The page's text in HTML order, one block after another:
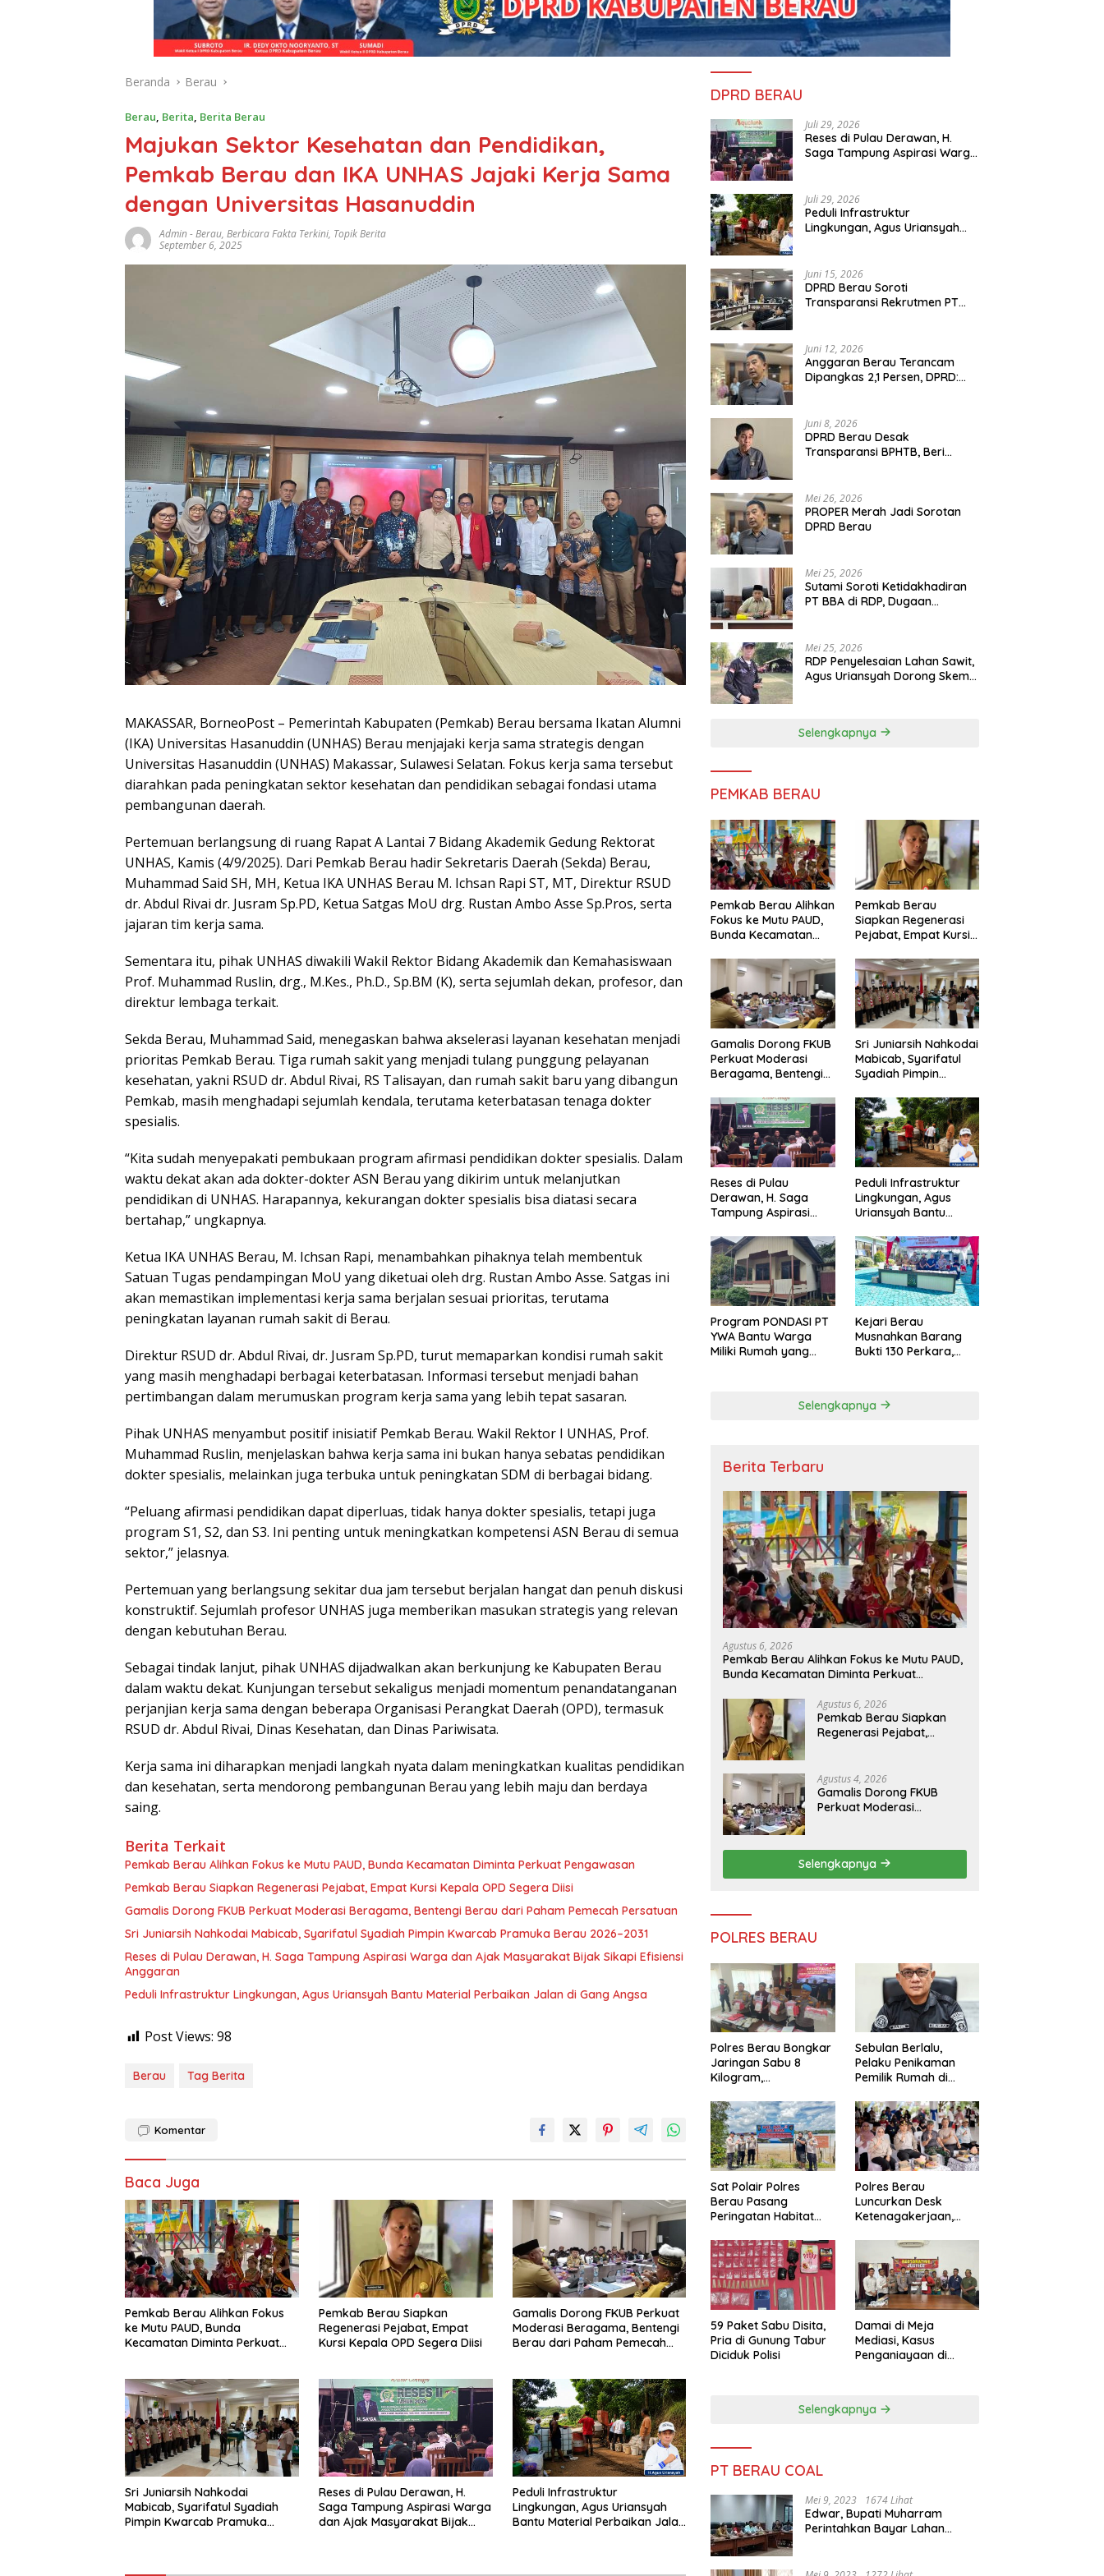
Beranda Berau
Berau, Berita, Berita Berau
Majukan Sektor Kesehatan dan Pendidikan,
Pemkab Berau dan IKA UNHAS Jajaki Kerja Sama
dengan Universitas Hasanuddin
Admin-Berau, Berbicara Fakta Terkini, Topik Berita
September 6, 2025
MAKASSAR, BorneoPost – Pemerintah Kabupaten (Pemkab) Berau bersama Ikatan Alumni
(IKA) Universitas Hasanuddin (UNHAS) Berau menjajaki kerja sama strategis dengan
Universitas Hasanuddin (UNHAS) Makassar, Sulawesi Selatan. Fokus kerja sama tersebut
diarahkan pada peningkatan sektor kesehatan dan pendidikan sebagai fondasi utama
pembangunan daerah.
Pertemuan berlangsung di ruang Rapat A Lantai 7 Bidang Akademik Gedung Rektorat
UNHAS, Kamis (4/9/2025). Dari Pemkab Berau hadir Sekretaris Daerah (Sekda) Berau,
Muhammad Said SH, MH, Ketua IKA UNHAS Berau M. Ichsan Rapi ST, MT, Direktur RSUD
dr. Abdul Rivai dr. Jusram Sp.PD, Ketua Satgas MoU drg. Rustan Ambo Asse Sp.Pros, serta
jajaran tim kerja sama.
Sementara itu, pihak UNHAS diwakili Wakil Rektor Bidang Akademik dan Kemahasiswaan
Prof. Muhammad Ruslin, drg., M.Kes., Ph.D., Sp.BM (K), serta sejumlah dekan, profesor, dan
direktur lembaga terkait.
Sekda Berau, Muhammad Said, menegaskan bahwa akselerasi layanan kesehatan menjadi
prioritas Pemkab Berau. Tiga rumah sakit yang menjadi tulang punggung pelayanan
kesehatan, yakni RSUD dr. Abdul Rivai, RS Talisayan, dan rumah sakit baru yang dibangun
Pemkab, masih menghadapi sejumlah kendala, terutama keterbatasan tenaga dokter
spesialis.
“Kita sudah menyepakati pembukaan program afirmasi pendidikan dokter spesialis. Dalam
waktu dekat akan ada dokter-dokter ASN Berau yang dikirim untuk melanjutkan
pendidikan di UNHAS. Harapannya, kekurangan dokter spesialis bisa diatasi secara
bertahap,” ungkapnya.
Ketua IKA UNHAS Berau, M. Ichsan Rapi, menambahkan pihaknya telah membentuk
Satuan Tugas pendampingan MoU yang diketuai oleh drg. Rustan Ambo Asse. Satgas ini
akan memastikan implementasi kerja sama berjalan sesuai prioritas, terutama
peningkatan layanan rumah sakit di Berau.
Direktur RSUD dr. Abdul Rivai, dr. Jusram Sp.PD, turut memaparkan kondisi rumah sakit
yang masih menghadapi berbagai keterbatasan. Informasi tersebut menjadi bahan
pertimbangan dalam merumuskan program kerja sama yang lebih tepat sasaran.
Pihak UNHAS menyambut positif inisiatif Pemkab Berau. Wakil Rektor I UNHAS, Prof.
Muhammad Ruslin, menjelaskan bahwa kerja sama ini bukan hanya sebatas pendidikan
dokter spesialis, melainkan juga terbuka untuk peningkatan SDM di berbagai bidang.
“Peluang afirmasi pendidikan dapat diperluas, tidak hanya dokter spesialis, tetapi juga
program S1, S2, dan S3. Ini penting untuk meningkatkan kompetensi ASN Berau di semua
sektor,” jelasnya.
Pertemuan yang berlangsung sekitar dua jam tersebut berjalan hangat dan penuh diskusi
konstruktif. Sejumlah profesor UNHAS juga memberikan masukan strategis yang relevan
dengan kebutuhan Berau.
Sebagai tindak lanjut, pihak UNHAS dijadwalkan akan berkunjung ke Kabupaten Berau
dalam waktu dekat. Kunjungan tersebut sekaligus menjadi momentum penandatanganan
perjanjian kerja sama dengan beberapa Organisasi Perangkat Daerah (OPD), termasuk
RSUD dr. Abdul Rivai, Dinas Kesehatan, dan Dinas Pariwisata.
Kerja sama ini diharapkan menjadi langkah nyata dalam meningkatkan kualitas pendidikan
dan kesehatan, serta mendorong pembangunan Berau yang lebih maju dan berdaya
saing.
Berita Terkait
Pemkab Berau Alihkan Fokus ke Mutu PAUD, Bunda Kecamatan Diminta Perkuat Pengawasan
Pemkab Berau Siapkan Regenerasi Pejabat, Empat Kursi Kepala OPD Segera Diisi
Gamalis Dorong FKUB Perkuat Moderasi Beragama, Bentengi Berau dari Paham Pemecah Persatuan
Sri Juniarsih Nahkodai Mabicab, Syarifatul Syadiah Pimpin Kwarcab Pramuka Berau 2026–2031
Reses di Pulau Derawan, H. Saga Tampung Aspirasi Warga dan Ajak Masyarakat Bijak Sikapi Efisiensi
Anggaran
Peduli Infrastruktur Lingkungan, Agus Uriansyah Bantu Material Perbaikan Jalan di Gang Angsa
Post Views: 98
Berau Tag Berita
Komentar
Baca Juga
Pemkab Berau Alihkan Fokus
ke Mutu PAUD, Bunda
Kecamatan Diminta Perkuat
Pemkab Berau Siapkan
Regenerasi Pejabat, Empat
Kursi Kepala OPD Segera Diisi
Gamalis Dorong FKUB Perkuat
Moderasi Beragama, Bentengi
Berau dari Paham Pemecah
Sri Juniarsih Nahkodai
Mabicab, Syarifatul Syadiah
Pimpin Kwarcab Pramuka
Reses di Pulau Derawan, H.
Saga Tampung Aspirasi Warga
dan Ajak Masyarakat Bijak
Peduli Infrastruktur
Lingkungan, Agus Uriansyah
Bantu Material Perbaikan Jalan
DPRD BERAU
Juli 29, 2026
Reses di Pulau Derawan, H.
Saga Tampung Aspirasi Warga
Juli 29, 2026
Peduli Infrastruktur
Lingkungan, Agus Uriansyah
Juni 15, 2026
DPRD Berau Soroti
Transparansi Rekrutmen PT
Juni 12, 2026
Anggaran Berau Terancam
Dipangkas 2,1 Persen, DPRD:
Juni 8, 2026
DPRD Berau Desak
Transparansi BPHTB, Beri
Mei 26, 2026
PROPER Merah Jadi Sorotan
DPRD Berau
Mei 25, 2026
Sutami Soroti Ketidakhadiran
PT BBA di RDP, Dugaan
Mei 25, 2026
RDP Penyelesaian Lahan Sawit,
Agus Uriansyah Dorong Skema
Selengkapnya
PEMKAB BERAU
Pemkab Berau Alihkan
Fokus ke Mutu PAUD,
Bunda Kecamatan
Pengawasan
Pemkab Berau
Siapkan Regenerasi
Pejabat, Empat Kursi
Diisi
Gamalis Dorong FKUB
Perkuat Moderasi
Beragama, Bentengi
Pemecah Persatuan
Sri Juniarsih Nahkodai
Mabicab, Syarifatul
Syadiah Pimpin
Berau 2026–2031
Reses di Pulau
Derawan, H. Saga
Tampung Aspirasi
Masyarakat Bijak
Sikapi Efisiensi
Anggaran
Peduli Infrastruktur
Lingkungan, Agus
Uriansyah Bantu
Jalan di Gang Angsa
Program PONDASI PT
YWA Bantu Warga
Miliki Rumah yang
Kejari Berau
Musnahkan Barang
Bukti 130 Perkara,
Selengkapnya
Berita Terbaru
Agustus 6, 2026
Pemkab Berau Alihkan Fokus ke Mutu PAUD,
Bunda Kecamatan Diminta Perkuat
Agustus 6, 2026
Pemkab Berau Siapkan
Regenerasi Pejabat,
Agustus 4, 2026
Gamalis Dorong FKUB
Perkuat Moderasi
Persatuan
Selengkapnya
POLRES BERAU
Polres Berau Bongkar
Jaringan Sabu 8
Kilogram,
dari Dalam Lapas
Tarakan
Sebulan Berlalu,
Pelaku Penikaman
Pemilik Rumah di
Diburu Polisi
Sat Polair Polres
Berau Pasang
Peringatan Habitat
Polres Berau
Luncurkan Desk
Ketenagakerjaan,
Didorong Tuntas
Lewat Mediasi
59 Paket Sabu Disita,
Pria di Gunung Tabur
Diciduk Polisi
Damai di Meja
Mediasi, Kasus
Penganiayaan di
Selengkapnya
PT BERAU COAL
Mei 9, 2023 1674 Lihat
Edwar, Bupati Muharram
Perintahkan Bayar Lahan